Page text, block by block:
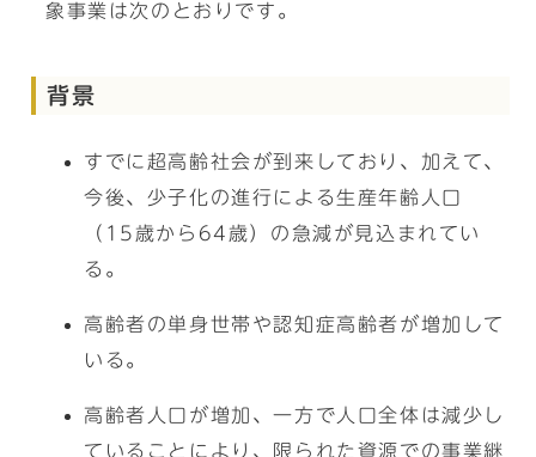
象事業は次のとおりです。
背景
すでに超高齢社会が到来しており、加えて、
今後、少子化の進行による生産年齢人口
（15歳から64歳）の急減が見込まれてい
る。
高齢者の単身世帯や認知症高齢者が増加して
いる。
高齢者人口が増加、一方で人口全体は減少し
ていることにより、限られた資源での事業継